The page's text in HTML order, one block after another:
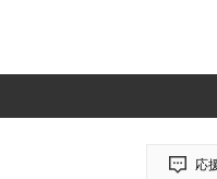
応